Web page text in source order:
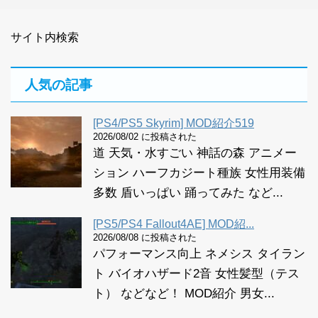
サイト内検索
人気の記事
[PS4/PS5 Skyrim] MOD紹介519
2026/08/02 に投稿された
道 天気・水すごい 神話の森 アニメー
ション ハーフカジート種族 女性用装備
多数 盾いっぱい 踊ってみた など...
[PS5/PS4 Fallout4AE] MOD紹...
2026/08/08 に投稿された
パフォーマンス向上 ネメシス タイラン
ト バイオハザード2音 女性髪型（テス
ト） などなど！ MOD紹介 男女...